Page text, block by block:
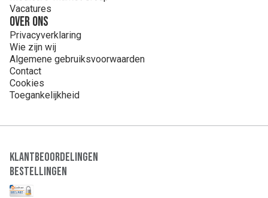
Vacatures
Over ons
Privacyverklaring
Wie zijn wij
Algemene gebruiksvoorwaarden
Contact
Cookies
Toegankelijkheid
Klantbeoordelingen
Bestellingen